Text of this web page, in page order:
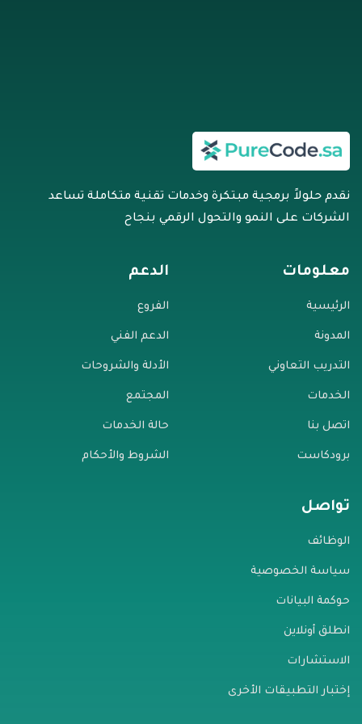
نقدم حلولاً برمجية مبتكرة وخدمات تقنية متكاملة تساعد
الشركات على النمو والتحول الرقمي بنجاح
معلومات
الرئيسية
المدونة
التدريب التعاوني
الخدمات
اتصل بنا
برودكاست
الدعم
الفروع
الدعم الفني
الأدلة والشروحات
المجتمع
حالة الخدمات
الشروط والأحكام
تواصل
الوظائف
سياسة الخصوصية
حوكمة البيانات
انطلق أونلاين
الاستشارات
إختبار التطبيقات الأخرى